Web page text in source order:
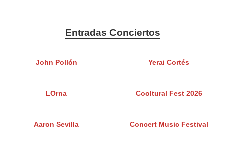
Entradas Conciertos
John Pollón Yerai Cortés
LOrna Cooltural Fest 2026
Aaron Sevilla Concert Music Festival